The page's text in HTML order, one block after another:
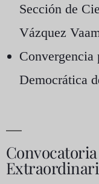
Sección de
Vázquez
Convergencia
Democrática